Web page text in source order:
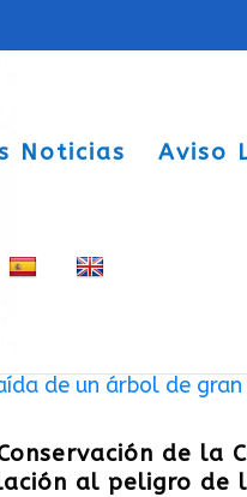
Noticias Aviso
de la
al peligro de